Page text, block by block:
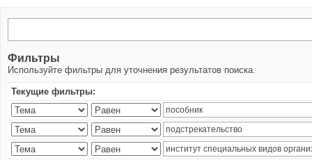
Фильтры
Используйте фильтры для уточнения результатов поиска.
Текущие фильтры: